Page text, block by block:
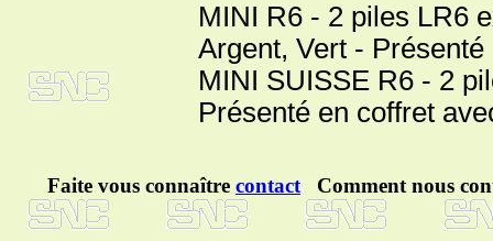
MINI R6 - 2 piles LR6
Argent, Vert - Présenté
MINI SUISSE R6 - 2
Présenté en coffret
Faite vous connaître contact Comment nous